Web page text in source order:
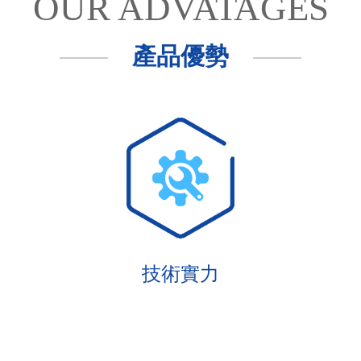
產品優勢
技術實力